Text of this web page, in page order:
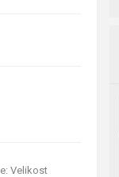
Velikost